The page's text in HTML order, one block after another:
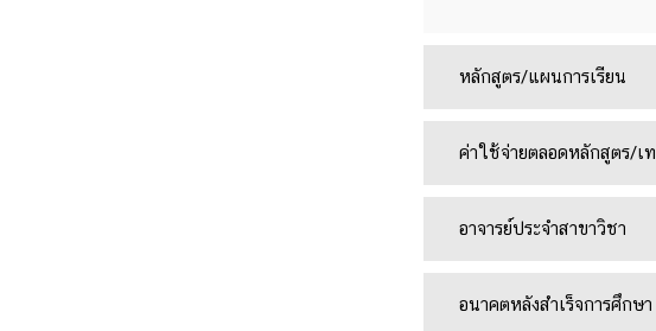
หลักสูตร/แผนการเรียน
ค่าใช้จ่ายตลอดหลักสูตร/เ
อาจารย์ประจำสาขาวิชา
อนาคตหลังสำเร็จการศึกษา